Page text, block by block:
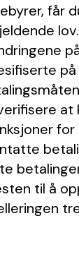
får
for
til å